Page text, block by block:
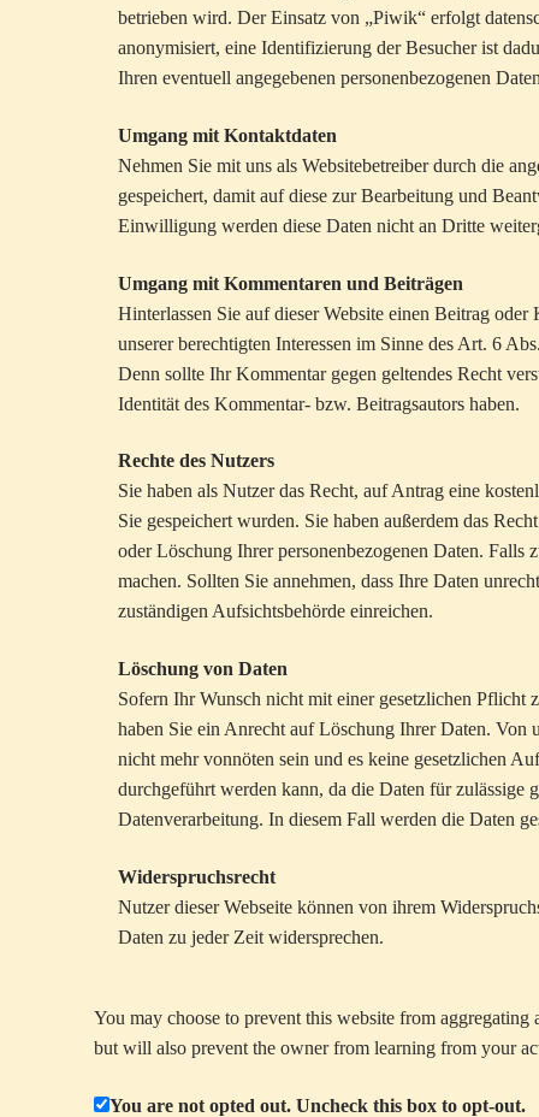
betrieben wird. Der Einsatz von „Piwik“ erfolgt
anonymisiert, eine Identifizierung der Besucher ist
Ihren eventuell angegebenen personenbezogenen
Umgang mit Kontaktdaten
Nehmen Sie mit uns als Websitebetreiber durch die
gespeichert, damit auf diese zur Bearbeitung und
Einwilligung werden diese Daten nicht an Dritte
Umgang mit Kommentaren und Beiträgen
Hinterlassen Sie auf dieser Website einen Beitrag
unserer berechtigten Interessen im Sinne des Art. 6
Denn sollte Ihr Kommentar gegen geltendes Recht
Identität des Kommentar- bzw. Beitragsautors haben.
Rechte des Nutzers
Sie haben als Nutzer das Recht, auf Antrag eine
Sie gespeichert wurden. Sie haben außerdem das
oder Löschung Ihrer personenbezogenen Daten.
machen. Sollten Sie annehmen, dass Ihre Daten
zuständigen Aufsichtsbehörde einreichen.
Löschung von Daten
Sofern Ihr Wunsch nicht mit einer gesetzlichen
haben Sie ein Anrecht auf Löschung Ihrer Daten. Von
nicht mehr vonnöten sein und es keine gesetzlichen
durchgeführt werden kann, da die Daten für zulässige
Datenverarbeitung. In diesem Fall werden die Daten
Widerspruchsrecht
Nutzer dieser Webseite können von ihrem
Daten zu jeder Zeit widersprechen.
You may choose to prevent this website from
but will also prevent the owner from learning from your
You are not opted out. Uncheck this box to opt-out.